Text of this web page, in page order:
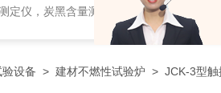
试仪，无损检测设备，，塑料检测设备，金相检测设备，阻燃
验设备 > 建材不燃性试验炉 > JCK-3型触